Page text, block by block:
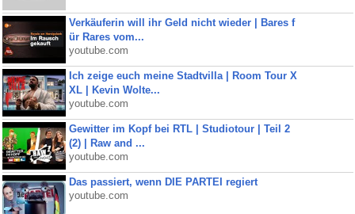
Verkäuferin will ihr Geld nicht wieder | Bares f
ür Rares vom...
youtube.com
Ich zeige euch meine Stadtvilla | Room Tour X
XL | Kevin Wolte...
youtube.com
Gewitter im Kopf bei RTL | Studiotour | Teil 2
(2) | Raw and ...
youtube.com
Das passiert, wenn DIE PARTEI regiert
youtube.com